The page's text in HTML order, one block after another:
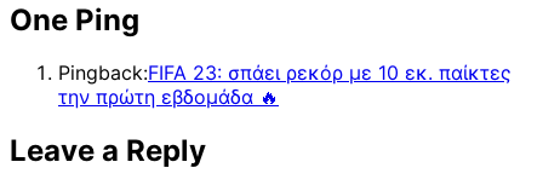
One Ping
Pingback:FIFA 23: σπάει ρεκόρ με 10 εκ. παίκτες
την πρώτη εβδομάδα 🔥
Leave a Reply